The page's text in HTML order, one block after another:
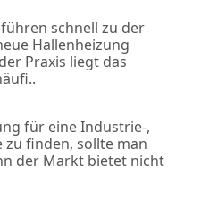
schnell zu der
Hallenheizung
Praxis liegt das
für eine Industrie-,
zu finden, sollte man
der Markt bietet nicht